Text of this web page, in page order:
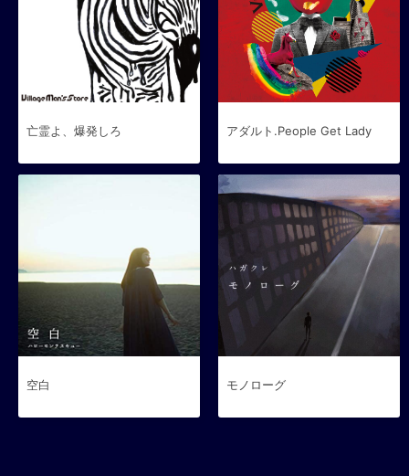
亡霊よ、爆発しろ アダルト.People Get Lady
空白 モノローグ